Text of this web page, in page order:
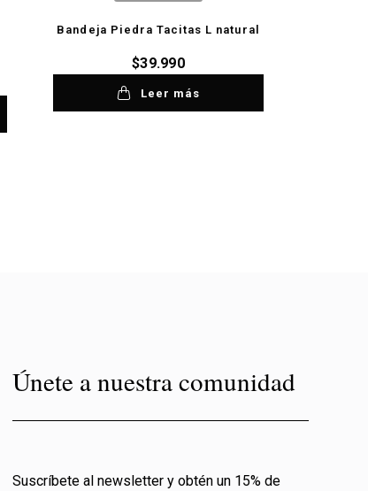
Bandeja Piedra Tacitas L natural
$39.990
Leer más
Únete a nuestra comunidad
Suscríbete al newsletter y obtén un 15% de